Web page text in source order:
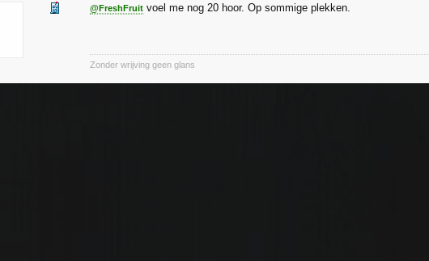
@FreshFruit voel me nog 20 hoor. Op sommige plekken.
Zonder wrijving geen glans